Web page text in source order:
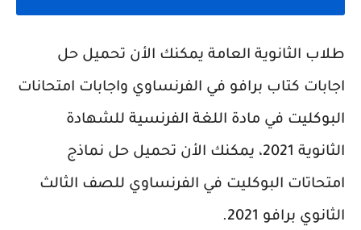
طلاب الثانوية العامة يمكنك الأن تحميل حل
اجابات كتاب برافو في الفرنساوي واجابات امتحانات
البوكليت في مادة اللغة الفرنسية للشهادة
الثانوية 2021، يمكنك الأن تحميل حل نماذج
امتحاتات البوكليت في الفرنساوي للصف الثالث
الثانوي برافو 2021.